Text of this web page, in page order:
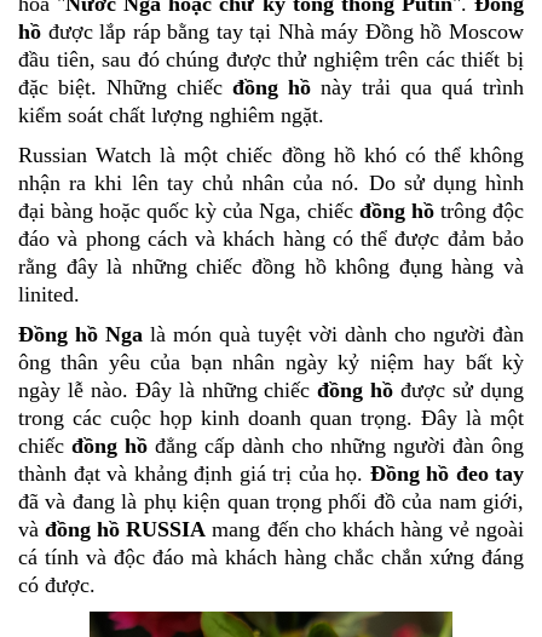
hồ được lắp ráp bằng tay tại Nhà máy Đồng hồ Moscow
đầu tiên, sau đó chúng được thử nghiệm trên các thiết bị
đặc biệt. Những chiếc đồng hồ này trải qua quá trình
kiểm soát chất lượng nghiêm ngặt.
Russian Watch là một chiếc đồng hồ khó có thể không
nhận ra khi lên tay chủ nhân của nó. Do sử dụng hình
đại bàng hoặc quốc kỳ của Nga, chiếc đồng hồ trông độc
đáo và phong cách và khách hàng có thể được đảm bảo
rằng đây là những chiếc đồng hồ không đụng hàng và
linited.
Đồng hồ Nga là món quà tuyệt vời dành cho người đàn
ông thân yêu của bạn nhân ngày kỷ niệm hay bất kỳ
ngày lễ nào. Đây là những chiếcđồng hồ được sử dụng
trong các cuộc họp kinh doanh quan trọng. Đây là một
chiếc đồng hồ đẳng cấp dành cho những người đàn ông
thành đạt và khảng định giá trị của họ. Đồng hồ đeo tay
đã và đang là phụ kiện quan trọng phối đồ của nam giới,
vàđồng hồ RUSSIA mang đến cho khách hàng vẻ ngoài
cá tính và độc đáo mà khách hàng chắc chắn xứng đáng
có được.